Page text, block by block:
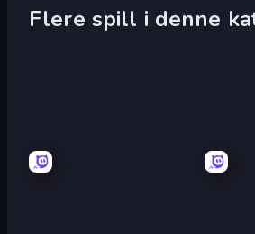
Flere spill i denne
Escape
Escape